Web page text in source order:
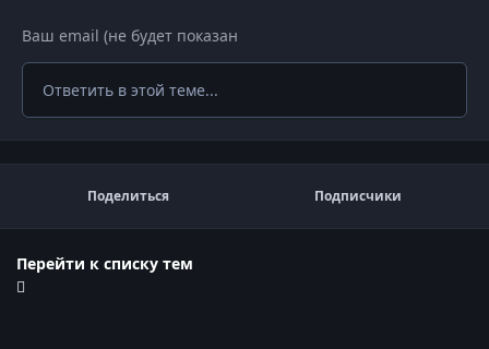
Ответить в этой теме...
Поделиться Подписчики
Перейти к списку тем